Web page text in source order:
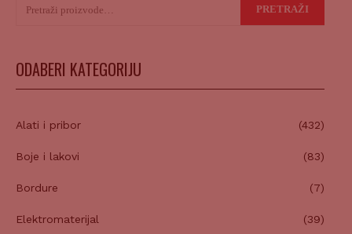
PRETRAŽI
ODABERI KATEGORIJU
Alati i pribor (432)
Boje i lakovi (83)
Bordure (7)
Elektromaterijal (39)